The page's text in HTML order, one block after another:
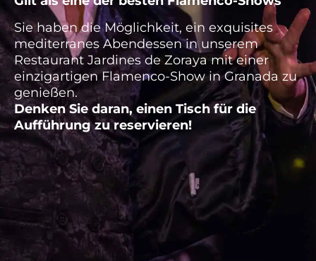
Sie haben die Möglichkeit, ein exquisites
mediterranes Abendessen in unserem
Restaurant Jardines de Zoraya mit einer
einzigartigen Flamenco-Show in Granada zu
genießen.
Denken Sie daran, einen Tisch für die
Aufführung zu reservieren!